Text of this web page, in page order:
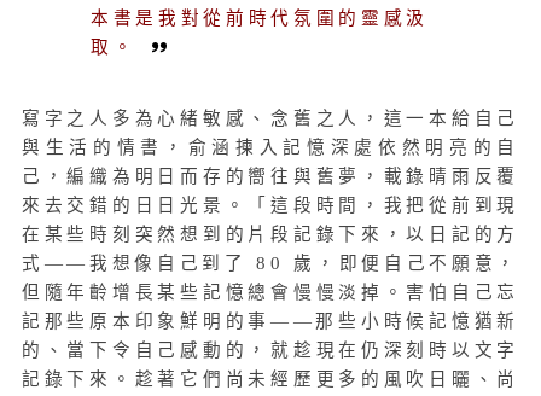
本書是我對從前時代氛圍的靈感汲
取。
寫字之人多為心緒敏感、念舊之人，這一本給自己
與生活的情書，俞涵揀入記憶深處依然明亮的自
己，編織為明日而存的嚮往與舊夢，載錄晴雨反覆
來去交錯的日日光景。「這段時間，我把從前到現
在某些時刻突然想到的片段記錄下來，以日記的方
式——我想像自己到了 80 歲，即便自己不願意，
但隨年齡增長某些記憶總會慢慢淡掉。害怕自己忘
記那些原本印象鮮明的事——那些小時候記憶猶新
的、當下令自己感動的，就趁現在仍深刻時以文字
記錄下來。趁著它們尚未經歷更多的風吹日曬、尚